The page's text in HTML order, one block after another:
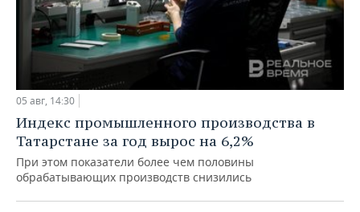
05 авг, 14:30
Индекс промышленного производства в
Татарстане за год вырос на 6,2%
При этом показатели более чем половины
обрабатывающих производств снизились